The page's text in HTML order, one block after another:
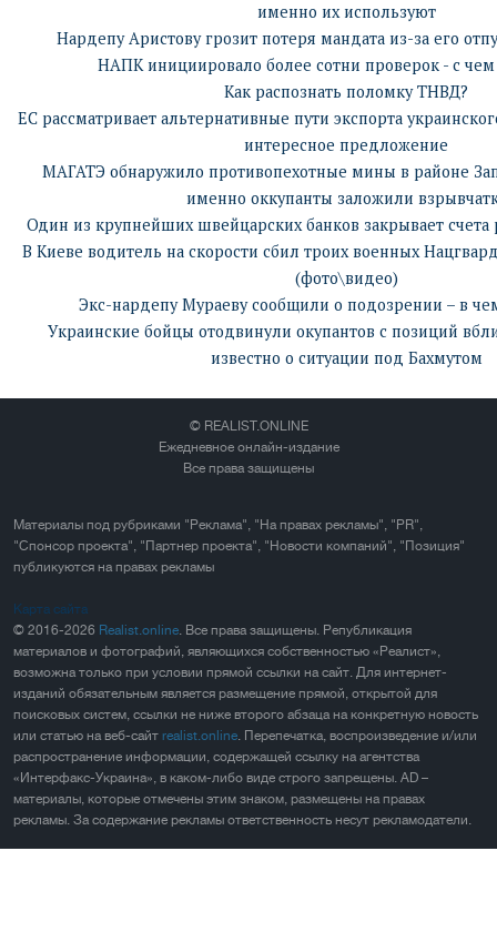
именно их используют
Нардепу Аристову грозит потеря мандата из-за его
НАПК инициировало более сотни проверок - с
Как распознать поломку ТНВД?
ЕС рассматривает альтернативные пути экспорта
интересное предложение
МАГАТЭ обнаружило противопехотные мины в районе
именно оккупанты заложили
Один из крупнейших швейцарских банков закрывает счета
В Киеве водитель на скорости сбил троих военных
(фото\видео)
Экс-нардепу Мураеву сообщили о подозрении – в
Украинские бойцы отодвинули окупантов с позиций
известно о ситуации под Бахмутом
© REALIST.ONLINE
Ежедневное онлайн-издание
Все права защищены
Материалы под рубриками "Реклама", "На правах рекламы", "PR",
"Спонсор проекта", "Партнер проекта", "Новости компаний", "Позиция"
публикуются на правах рекламы
Карта сайта
© 2016-2026 Realist.online. Все права защищены. Републикация
материалов и фотографий, являющихся собственностью «Реалист»,
возможна только при условии прямой ссылки на сайт. Для интернет-
изданий обязательным является размещение прямой, открытой для
поисковых систем, ссылки не ниже второго абзаца на конкретную новость
или статью на веб-сайт realist.online. Перепечатка, воспроизведение и/или
распространение информации, содержащей ссылку на агентства
«Интерфакс-Украина», в каком-либо виде строго запрещены. AD –
материалы, которые отмечены этим знаком, размещены на правах
рекламы. За содержание рекламы ответственность несут рекламодатели.